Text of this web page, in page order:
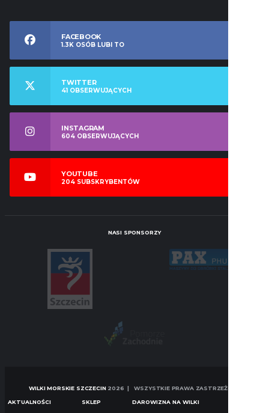
FACEBOOK
1.3K OSÓB LUBI TO
TWITTER
41 OBSERWUJĄCYCH
INSTAGRAM
604 OBSERWUJĄCYCH
YOUTUBE
204 SUBSKRYBENTÓW
NASI SPONSORZY
WILKI MORSKIE SZCZECIN2026 | WSZYSTKIE PRAWA ZASTRZEŻONE
AKTUALNOŚCI SKLEP DAROWIZNA NA WILKI